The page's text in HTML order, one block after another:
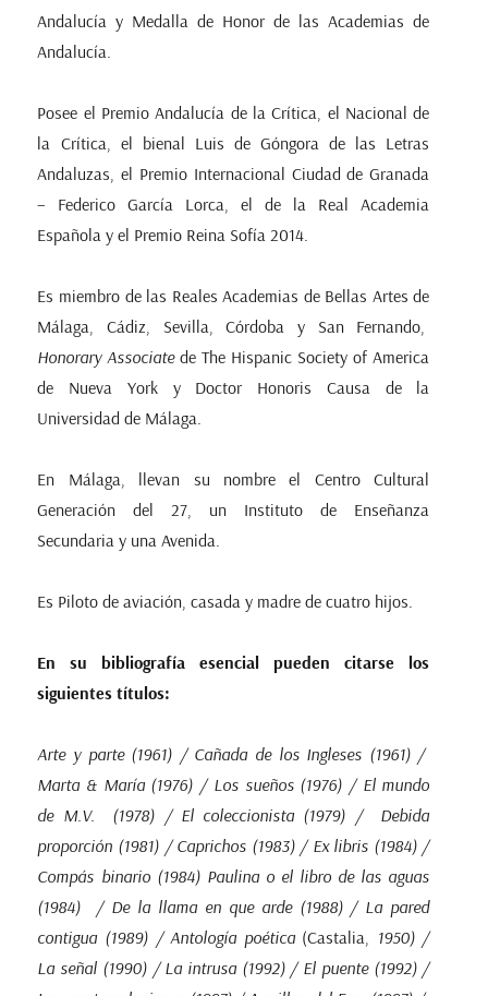
Andalucía y Medalla de Honor de las Academias de
Andalucía.
Posee el Premio Andalucía de la Crítica, el Nacional de
la Crítica, el bienal Luis de Góngora de las Letras
Andaluzas, el Premio Internacional Ciudad de Granada
– Federico García Lorca, el de la Real Academia
Española y el Premio Reina Sofía 2014.
Es miembro de las Reales Academias de Bellas Artes de
Málaga, Cádiz, Sevilla, Córdoba y San Fernando,
Honorary Associatede The Hispanic Society of America
de Nueva York y Doctor Honoris Causa de la
Universidad de Málaga.
En Málaga, llevan su nombre el Centro Cultural
Generación del 27, un Instituto de Enseñanza
Secundaria y una Avenida.
Es Piloto de aviación, casada y madre de cuatro hijos.
En su bibliografía esencial pueden citarse los
siguientes títulos:
Arte y parte (1961) / Cañada de los Ingleses (1961) /
Marta & María (1976) / Los sueños (1976) / El mundo
de M.V. (1978) / El coleccionista (1979) / Debida
proporción (1981) / Caprichos (1983) / Ex libris (1984) /
Compás binario (1984) Paulina o el libro de las aguas
(1984) / De la llama en que arde (1988) / La pared
contigua (1989) / Antología poética(Castalia, 1950) /
La señal (1990) / La intrusa (1992) / El puente (1992) /